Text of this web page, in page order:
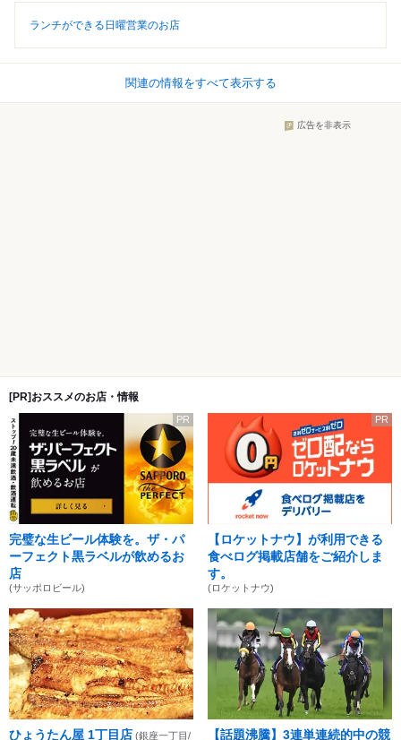
ランチができる日曜営業のお店
関連の情報をすべて表示する
広告を非表示
[PR]おススメのお店・情報
PR
完璧な生ビール体験を。ザ・パ
ーフェクト黒ラベルが飲めるお
店
(サッポロビール)
PR
【ロケットナウ】が利用できる
食べログ掲載店舗をご紹介しま
す。
(ロケットナウ)
ひょうたん屋 1丁目店 (銀座一丁目/
【話題沸騰】3連単連続的中の競